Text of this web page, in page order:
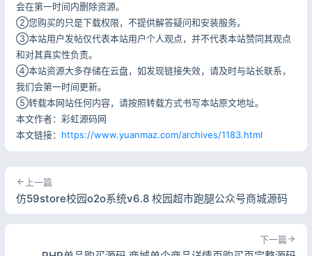
会在第一时间内删除资源。
②您购买的只是下载权限，不提供解答疑问和安装服务。
③本站用户发帖仅代表本站用户个人观点，并不代表本站赞同其观点
和对其真实性负责。
④本站资源大多存储在云盘，如发现链接失效，请及时与站长联系，
我们会第一时间更新。
⑤转载本网站任何内容，请按照转载方式书写本站原文地址。
本文作者：彩虹源码网
本文链接： https://www.yuanmaz.com/archives/1183.html
上一篇
仿59store校园o2o系统v6.8 校园超市跑腿公众号商城源码
下一篇
记住登录
登录
用户协议 隐私政策